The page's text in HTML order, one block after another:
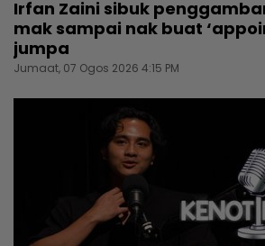
Irfan Zaini sibuk
mak sampai nak buat
jumpa
Jumaat, 07 Ogos 2026 4:15 PM